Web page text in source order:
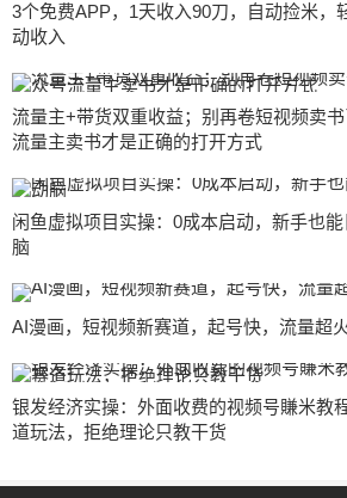
3个免费APP，1天收入90刀，自动捡米，
动收入
流量主+带货双重收益；别再卷短视频卖
流量主卖书才是正确的打开方式
闲鱼虚拟项目实操：0成本启动，新手也
脑
AI漫画，短视频新赛道，起号快，流量超
银发经济实操：外面收费的视频号賺米教
道玩法，拒绝理论只教干货